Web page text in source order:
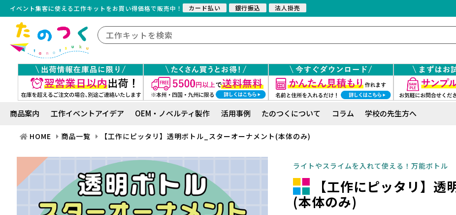
イベント集客に使える工作キットをお買い得価格で販売中！ カード払い 銀行振込 法人掛売
商品案内 工作イベントアイデア OEM・ノベルティ製作 活用事例 たのつくについて コラム 学校の先生方へ
HOME 商品一覧 【工作にピッタリ】透明ボトル_スターオーナメント(本体のみ)
ライトやスライムを入れて使える！万能ボトル
【工作にピッタリ】
(本体のみ)